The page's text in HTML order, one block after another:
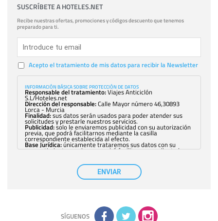
SUSCRÍBETE A HOTELES.NET
Recibe nuestras ofertas, promociones y códigos descuento que tenemos
preparado para ti.
Acepto el tratamiento de mis datos para recibir la Newsletter
INFORMACIÓN BÁSICA SOBRE PROTECCIÓN DE DATOS
Responsable del tratamiento:Viajes Anticiclón
S.L/Hoteles.net
Dirección del responsable:Calle Mayor número 46,30893
Lorca - Murcia
Finalidad:sus datos serán usados para poder atender sus
solicitudes y prestarle nuestros servicios.
Publicidad:solo le enviaremos publicidad con su autorización
previa, que podrá facilitarnos mediante la casilla
correspondiente establecida al efecto.
Base Jurídica:únicamente trataremos sus datos con su
consentimiento previo, que podrá facilitarnos mediante la
con carácter general, sólo el personal de
nuestra entidad que esté debidamente autorizado podrá
tener conocimiento de la información que le pedimos. No se
comunicarán datos a terceros.
adicional y detallada sobre cómo tratamos sus datos en la
política de privacidad
ENVIAR
SÍGUENOS